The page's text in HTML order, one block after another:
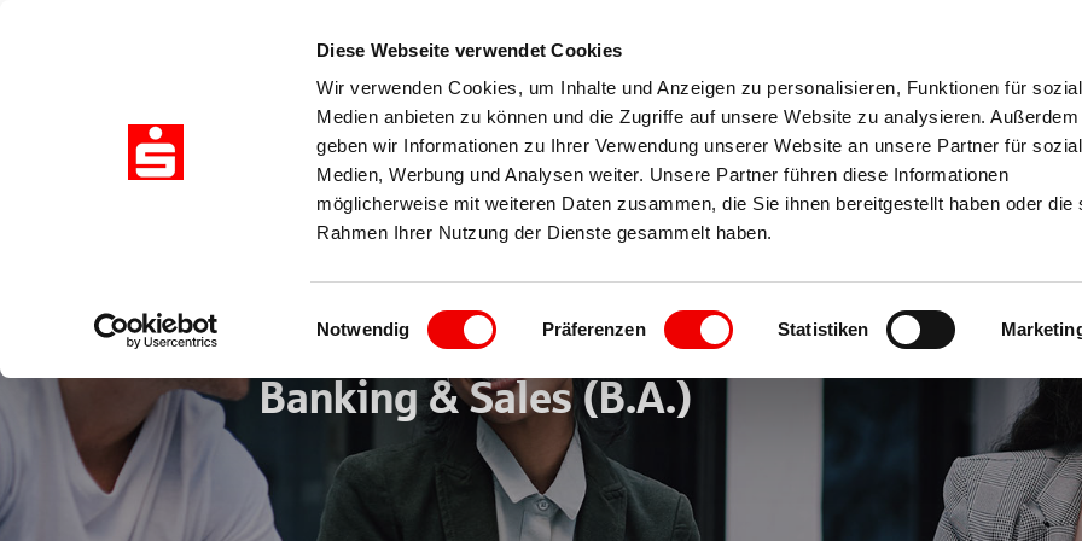
Diese Webseite verwendet Cookies
Wir verwenden Cookies, um Inhalte und Anzeigen zu personalisieren, Funktionen für
Medien anbieten zu können und die Zugriffe auf unsere Website zu analysieren. Außerdem
geben wir Informationen zu Ihrer Verwendung unserer Website an unsere Partner für
Medien, Werbung und Analysen weiter. Unsere Partner führen diese Informationen
möglicherweise mit weiteren Daten zusammen, die Sie ihnen bereitgestellt haben oder die
Rahmen Ihrer Nutzung der Dienste gesammelt haben.
Einwilligungsauswahl
Notwendig Präferenzen Statistiken
Akademie Business School Tagungszentrum
Duales Bachelor-Programm
Banking & Sales (B.A.)